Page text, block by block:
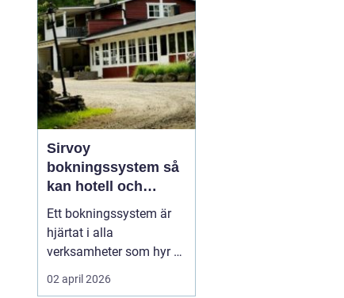
journaler och onödigt
administrativt arbete. Ett
03 april 2026
Sirvoy
bokningssystem så
kan hotell och
uthyrning ta nästa
steg
Ett bokningssystem är
hjärtat i alla
verksamheter som hyr ut
rum, stugor eller andra
objekt. När bokningarna
02 april 2026